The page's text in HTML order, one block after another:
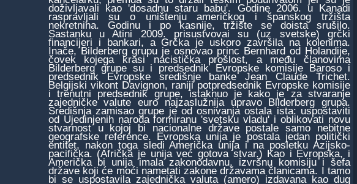
doživljavali kao 'dosadnu staru babu'. Godine 2006. u Kanadi
raspravljali su o uništenju američkog i španskog tržišta
nekretnina. Godinu i po kasnije, tržište se doista srušilo.
Sastanku u Atini 2009. prisustvovai su (uz svetske) grčki
financijeri i bankari, a Grčka je uskoro završila na kolenima.
Inače, Bilderberg grupu je osnovao princ Bernhard od Holandije,
čovek kojega krasi nacistička prošlost, a među članovima
Bilderberg grupe su i predsednik Evropske komisije Baroso i
predsednik Evropske središnje banke Jean Claude Trichet.
Belgijski vikont Davignon, raniji potpredsednik Evropske komisije
i trenutni predsednik grupe, istaknuo je kako je za stvaranje
zajedničke valute euro najzaslužnija upravo Bilderberg grupa.
Središnja zamisao grupe je od osnivanja ostala ista: uspostaviti
od Ujedinjenih naroda formiranu 'svetsku vladu' i oblikovati novu
stvarnost u kojoj bi nacionalne države postale samo nebitne
geografske reference. Evropska unija je postala jedan politički
entitet, nakon toga sledi Američka unija i na posletku Azijsko-
pacifička. (Afrička je unija već gotova stvar.) Kao i Evropska, i
Američka bi unija imala zakonodavnu, izvršnu komisiju i šefa
države koji će moći nametati zakone državama članicama. I tamo
bi se uspostavila zajednička valuta (amero) izdavana kao dug